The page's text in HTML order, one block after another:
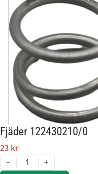
Fjäder 122430210/0
23 kr
1